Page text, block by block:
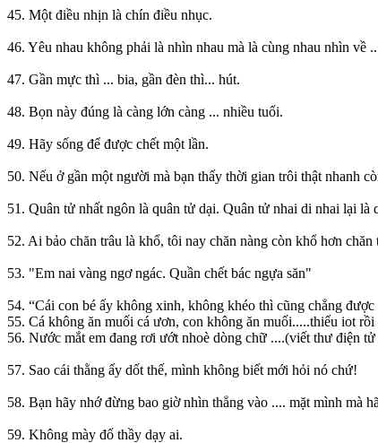
45. Một điều nhịn là chín điều nhục.
46. Yêu nhau không phải là nhìn nhau mà là cùng nhau nhìn về
47. Gần mực thì ... bia, gần đèn thì... hút.
48. Bọn này đúng là càng lớn càng ... nhiều tuổi.
49. Hãy sống để được chết một lần.
50. Nếu ở gần một người mà bạn thấy thời gian trôi thật nhanh
51. Quân tử nhất ngôn là quân tử dại. Quân tử nhai di nhai lại là
52. Ai bảo chăn trâu là khổ, tôi nay chăn nàng còn khổ hơn chăn
53. "Em nai vàng ngơ ngác. Quần chết bác ngựa săn"
54. “Cái con bé ấy không xinh, không khéo thì cũng chẳng được
55. Cá không ăn muối cá ươn, con không ăn muối.....thiếu iot rồi
56. Nước mắt em đang rơi ướt nhoè dòng chữ ....(viết thư điện
57. Sao cái thằng ấy dốt thế, mình không biết mới hỏi nó chứ!
58. Bạn hãy nhớ đừng bao giờ nhìn thẳng vào .... mặt mình mà
59. Không mày đố thầy dạy ai.